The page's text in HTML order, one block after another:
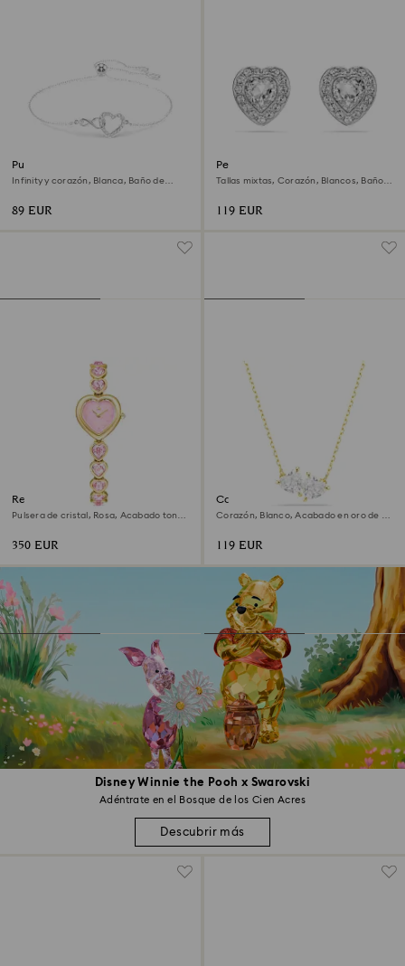
Disney Winnie the Pooh x Swarovski
Adéntrate en el Bosque de los Cien Acres
Descubrir más
Pulsera Hyperbola
Infinity y corazón, Blanca, Baño de
89 EUR
Pendientes de botón Ariana
Grande x Swarovski
Tallas mixtas, Corazón, Blancos, Baño
119 EUR
Reloj Idyllia Heart
Pulsera de cristal, Rosa, Acabado tono
350 EUR
Collar Mesmera
Corazón, Blanco, Acabado en oro de 18
119 EUR